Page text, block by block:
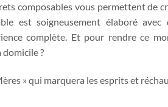
composables vous permettent de
est soigneusement élaboré
complète. Et pour rendre ce
?
» qui marquera les esprits et